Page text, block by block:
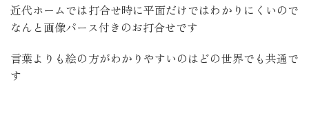
近代ホームでは打合せ時に平面だけではわかりにくいので
なんと画像パース付きのお打合せです
言葉よりも絵の方がわかりやすいのはどの世界でも共通で
す